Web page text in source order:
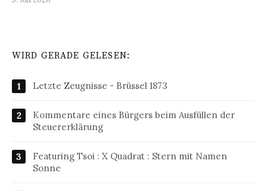
WIRD GERADE GELESEN:
Letzte Zeugnisse - Brüssel 1873
Kommentare eines Bürgers beim Ausfüllen der
Steuererklärung
Featuring Tsoi : X Quadrat : Stern mit Namen
Sonne